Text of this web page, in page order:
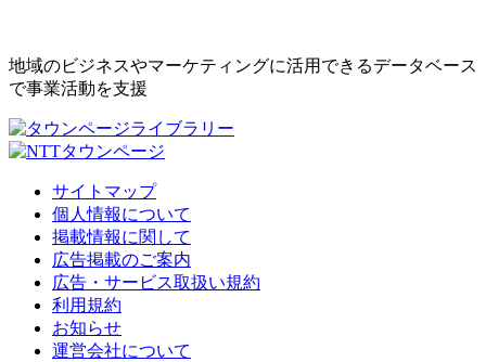
地域のビジネスやマーケティングに活用できるデータベース
で事業活動を支援
サイトマップ
個人情報について
掲載情報に関して
広告掲載のご案内
広告・サービス取扱い規約
利用規約
お知らせ
運営会社について